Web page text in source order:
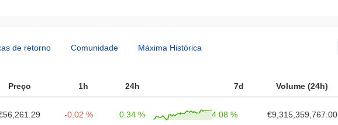
de retorno Comunidade Máxima Histórica
Preço 1h 24h 7d Volume (24h)
-0.02 % 0.34 % 4.08 % €9,315,359,767.00